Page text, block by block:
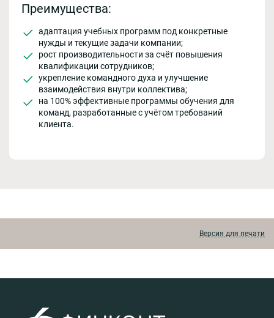
Преимущества:
адаптация учебных программ под конкретные
нужды и текущие задачи компании;
рост производительности за счёт повышения
квалификации сотрудников;
укрепление командного духа и улучшение
взаимодействия внутри коллектива;
на 100% эффективные программы обучения для
команд, разработанные с учётом требований
клиента.
Версия для печати